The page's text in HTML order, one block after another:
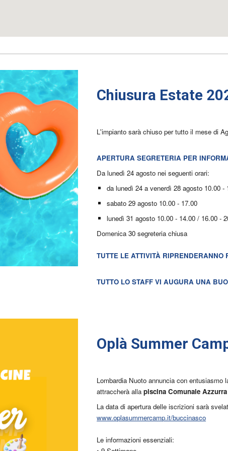
Chiusura Estate
L'impianto sarà chiuso per tutto il mese di
APERTURA SEGRETERIA PER
Da lunedì 24 agosto nei seguenti orari:
da lunedì 24 a venerdì 28 agosto 10.00 -
sabato 29 agosto 10.00 - 17.00
lunedì 31 agosto 10.00 - 14.00 / 16.00 -
Domenica 30 segreteria chiusa
TUTTE LE ATTIVITÀ
TUTTO LO STAFF VI AUGURA UNA
Oplà Summer
Lombardia Nuoto annuncia con entusiasmo
attraccherà allapiscina Comunale
La data di apertura delle iscrizioni sarà
www.oplasummercamp.it/buccinasco
Le informazioni essenziali: